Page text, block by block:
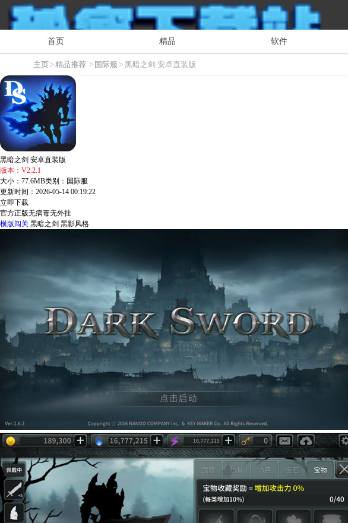
首页 精品 软件
主页>精品推荐 > 国际服 > 黑暗之剑 安卓直装版
黑暗之剑 安卓直装版
版本：V2.2.1
大小：77.6MB类别：国际服
更新时间：2026-05-14 00:19:22
立即下载
官方正版无病毒无外挂
横版闯关 黑暗之剑 黑影风格